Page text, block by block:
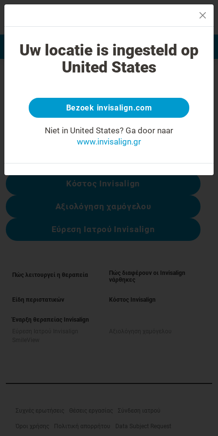
Αξιολόγηση χαμόγελου Εύρεση Ιατρού Invisalign
Σφάλμα 404
Γυρίστε την έκφραση προσώπου
ανάποδα
Αυτή η σελίδα δεν είναι διαθέσιμη, αλλά
Κόστος Invisalign
Αξιολόγηση χαμόγελου
Εύρεση Ιατρού Invisalign
Πώς λειτουργεί η θεραπεία
Πώς διαφέρουν οι Invisalign
νάρθηκες
Είδη περιστατικών Κόστος Invisalign
Έναρξη θεραπείας Invisalign
Συχνές ερωτήσεις Θέσεις εργασίας Σύνδεση ιατρού
Όροι χρήσης Πολιτική απορρήτου Data Subject Request
Uw locatie is ingesteld op
United States
Bezoek invisalign.com
Niet in United States? Ga door naar
www.invisalign.gr